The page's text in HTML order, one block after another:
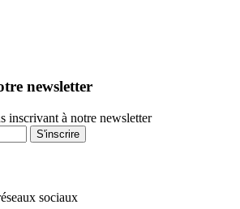
newsletter
inscrivant à notre newsletter
S'inscrire
sociaux